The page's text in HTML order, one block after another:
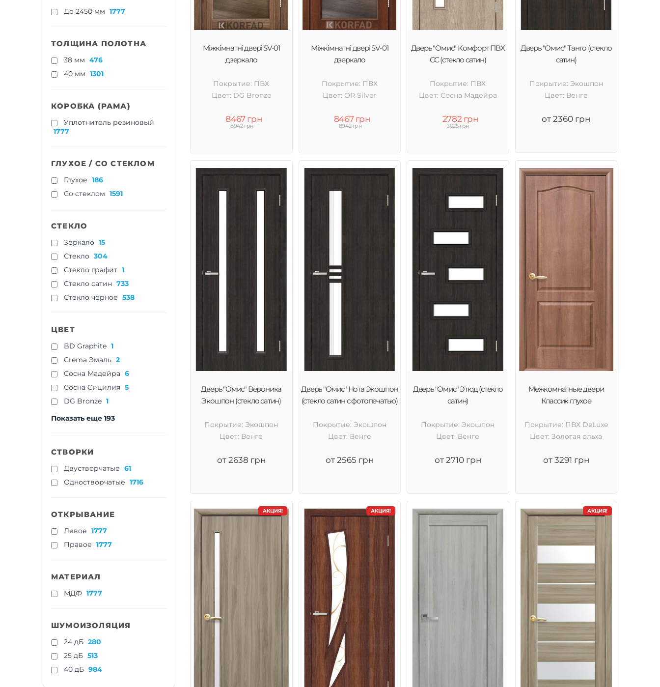
До 2450 мм 1777
ТОЛЩИНА ПОЛОТНА
38 мм 476
40 мм 1301
КОРОБКА (РАМА)
Уплотнитель резиновый
1777
ГЛУХОЕ / СО СТЕКЛОМ
Глухое 186
Со стеклом 1591
СТЕКЛО
Зеркало 15
Стекло 304
Стекло графит 1
Стекло сатин 733
Стекло черное 538
ЦВЕТ
BD Graphite 1
Crema Эмаль 2
Cосна Мадейра 6
Cосна Сицилия 5
DG Bronze 1
Показать еще 193
СТВОРКИ
Двустворчатые 61
Одностворчатые 1716
ОТКРЫВАНИЕ
Левое 1777
Правое 1777
МАТЕРИАЛ
МДФ 1777
ШУМОИЗОЛЯЦИЯ
24 дБ 280
25 дБ 513
40 дБ 984
Міжкімнатні двері SV-01
дзеркало
Покрытие: ПВХ
Цвет: DG Bronze
8467 грн
8942 грн
Міжкімнатні двері SV-01
дзеркало
Покрытие: ПВХ
Цвет: OR Silver
8467 грн
8942 грн
Дверь "Омис" Комфорт ПВХ
СС (стекло сатин)
Покрытие: ПВХ
Цвет: Cосна Мадейра
2782 грн
3025 грн
Дверь "Омис" Танго (стекло
сатин)
Покрытие: Экошпон
Цвет: Венге
от 2360 грн
Дверь "Омис" Вероника
Экошпон (стекло сатин)
Покрытие: Экошпон
Цвет: Венге
от 2638 грн
Дверь "Омис" Нота Экошпон
(стекло сатин с фотопечатью)
Покрытие: Экошпон
Цвет: Венге
от 2565 грн
Дверь "Омис" Этюд (стекло
сатин)
Покрытие: Экошпон
Цвет: Венге
от 2710 грн
Межкомнатные двери
Классик глухое
Покрытие: ПВХ DeLuxe
Цвет: Золотая ольха
от 3291 грн
АКЦИЯ! АКЦИЯ! АКЦИЯ!